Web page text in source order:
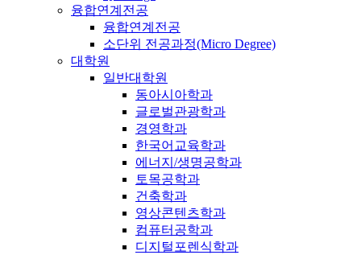
융합연계전공
융합연계전공
소단위 전공과정(Micro Degree)
대학원
일반대학원
동아시아학과
글로벌관광학과
경영학과
한국어교육학과
에너지/생명공학과
토목공학과
건축학과
영상콘텐츠학과
컴퓨터공학과
디지털포렌식학과